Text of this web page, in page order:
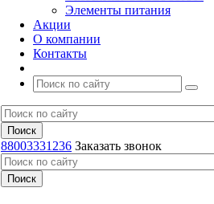
Элементы питания
Акции
О компании
Контакты
88003331236 Заказать звонок